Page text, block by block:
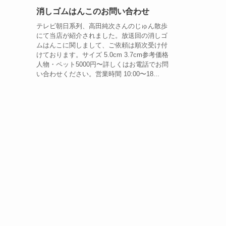
消しゴムはんこのお問い合わせ
テレビ朝日系列、高田純次さんのじゅん散歩
にて当店が紹介されました。放送回の消しゴ
ムはんこに関しまして、ご依頼は順次受け付
けております。サイズ 5.0cm 3.7cm参考価格
人物・ペット5000円〜詳しくはお電話でお問
い合わせください。営業時間 10:00〜18...